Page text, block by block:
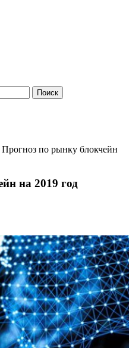
Прогноз по рынку блокчейн
на 2019 год